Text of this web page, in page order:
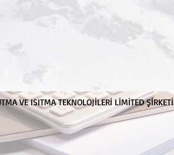
VE ISITMA TEKNOLOJİLERİ LİMİTED ŞİRKETİ